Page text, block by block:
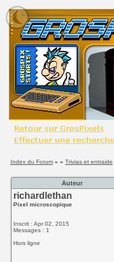
Index du Forum» » Trivias et entraide
Auteur
richardlethan
Pixel microscopique
Inscrit : Apr 02, 2015
Messages : 1
Hors ligne